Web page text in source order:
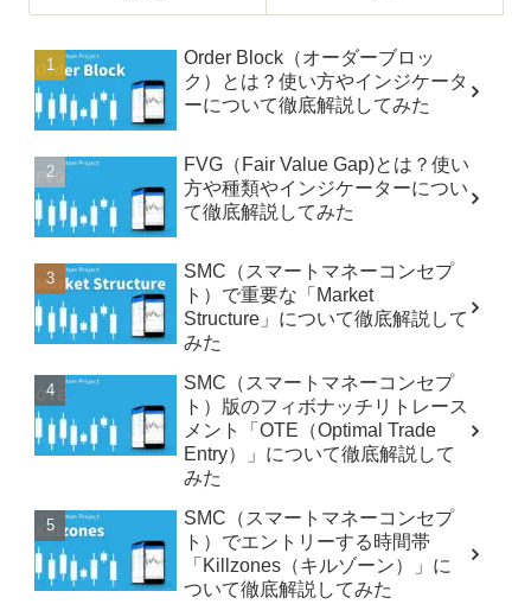
Order Block（オーダーブロッ
ク）とは？使い方やインジケータ
ーについて徹底解説してみた
FVG（Fair Value Gap)とは？使い
方や種類やインジケーターについ
て徹底解説してみた
SMC（スマートマネーコンセプ
ト）で重要な「Market
Structure」について徹底解説して
みた
SMC（スマートマネーコンセプ
ト）版のフィボナッチリトレース
メント「OTE（Optimal Trade
Entry）」について徹底解説して
みた
SMC（スマートマネーコンセプ
ト）でエントリーする時間帯
「Killzones（キルゾーン）」に
ついて徹底解説してみた